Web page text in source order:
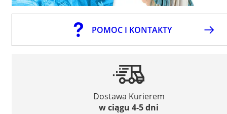
POMOC I KONTAKTY
Dostawa Kurierem
w ciągu 4-5 dni